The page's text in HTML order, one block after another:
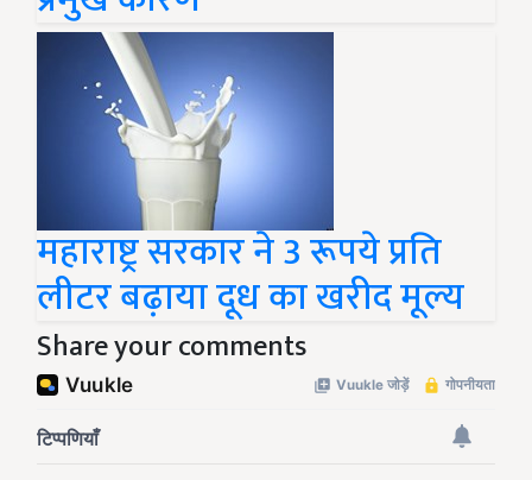
महाराष्ट्र सरकार ने 3 रूपये प्रति
लीटर बढ़ाया दूध का खरीद मूल्य
Share your comments